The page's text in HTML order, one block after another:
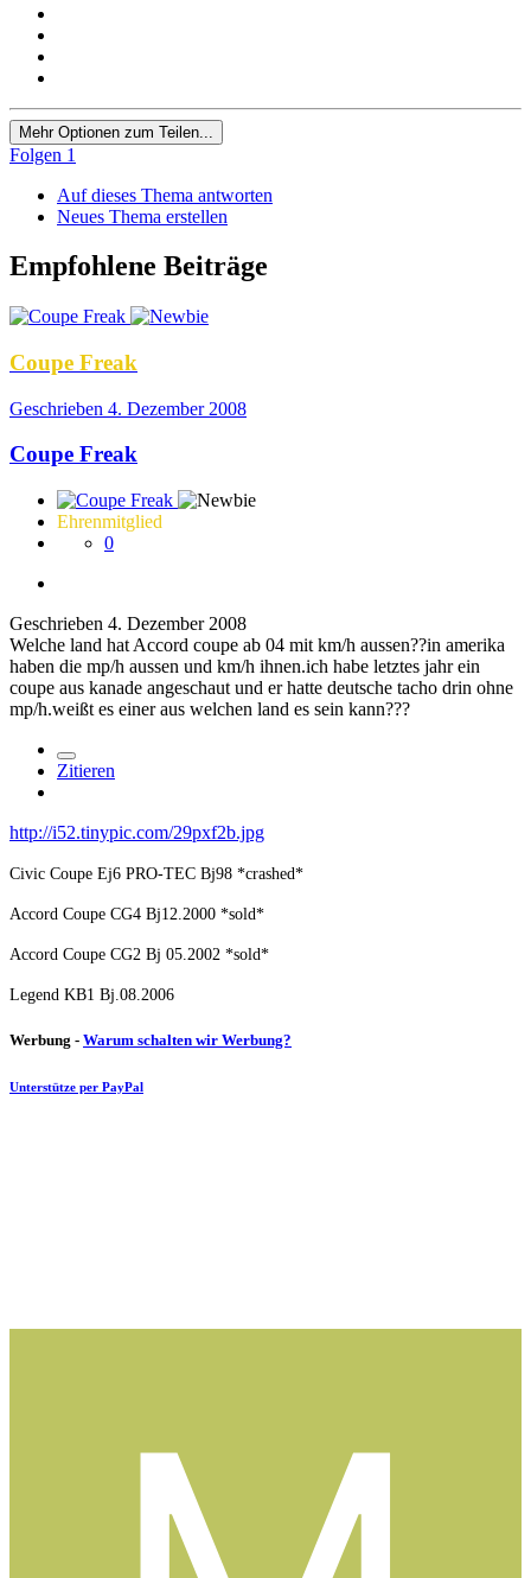
Mehr Optionen zum Teilen...
Folgen 1
Auf dieses Thema antworten
Neues Thema erstellen
Empfohlene Beiträge
Coupe Freak
Geschrieben 4. Dezember 2008
Coupe Freak
Ehrenmitglied
0
Geschrieben 4. Dezember 2008
Welche land hat Accord coupe ab 04 mit km/h aussen??in amerika
haben die mp/h aussen und km/h ihnen.ich habe letztes jahr ein
coupe aus kanade angeschaut und er hatte deutsche tacho drin ohne
mp/h.weißt es einer aus welchen land es sein kann???
Zitieren
http://i52.tinypic.com/29pxf2b.jpg
Civic Coupe Ej6 PRO-TEC Bj98 *crashed*
Accord Coupe CG4 Bj12.2000 *sold*
Accord Coupe CG2 Bj 05.2002 *sold*
Legend KB1 Bj.08.2006
Werbung - Warum schalten wir Werbung?
Unterstütze per PayPal